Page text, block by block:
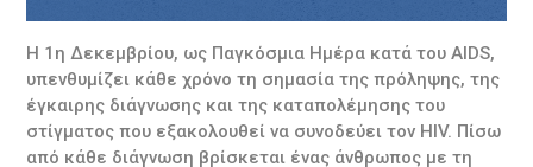
Η 1η Δεκεμβρίου, ως Παγκόσμια Ημέρα κατά του AIDS,
υπενθυμίζει κάθε χρόνο τη σημασία της πρόληψης, της
έγκαιρης διάγνωσης και της καταπολέμησης του
στίγματος που εξακολουθεί να συνοδεύει τον HIV. Πίσω
από κάθε διάγνωση βρίσκεται ένας άνθρωπος με τη